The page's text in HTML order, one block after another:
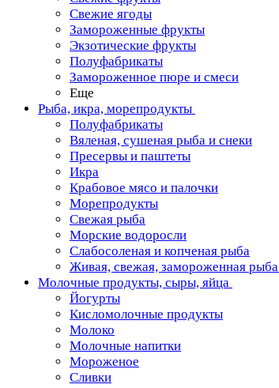
Свежие ягоды
Замороженные фрукты
Экзотические фрукты
Полуфабрикаты
Замороженное пюре и смеси
Еще
Рыба, икра, морепродукты
Полуфабрикаты
Вяленая, сушеная рыба и снеки
Пресервы и паштеты
Икра
Крабовое мясо и палочки
Морепродукты
Свежая рыба
Морские водоросли
Слабосоленая и копченая рыба
Живая, свежая, замороженная рыба
Молочные продукты, сыры, яйца
Йогурты
Кисломолочные продукты
Молоко
Молочные напитки
Мороженое
Сливки